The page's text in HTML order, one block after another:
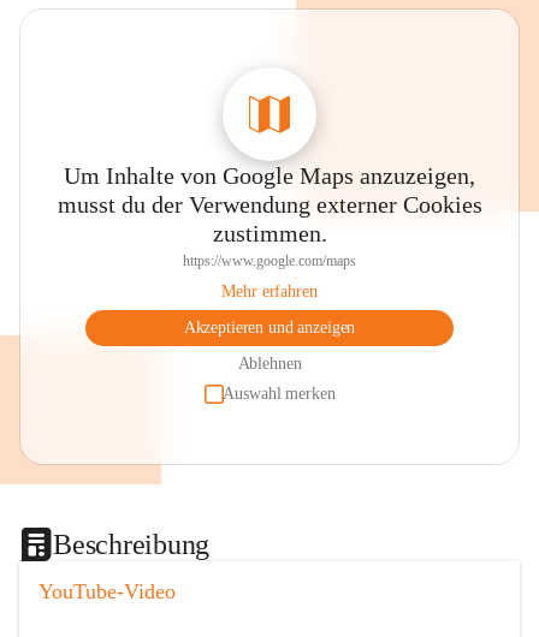
Um Inhalte von Google Maps anzuzeigen,
musst du der Verwendung externer Cookies
zustimmen.
https://www.google.com/maps
Mehr erfahren
Akzeptieren und anzeigen
Ablehnen
Auswahl merken
Beschreibung
YouTube-Video